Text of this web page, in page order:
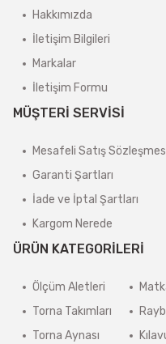
Hakkımızda
İletişim Bilgileri
Markalar
İletişim Formu
MÜŞTERİ SERVİSİ
Mesafeli Satış
Garanti Şartları
İade ve İptal Şartları
Kargom Nerede
ÜRÜN KATEGORİLERİ
Ölçüm Aletleri
Torna Takımları
Torna Aynası